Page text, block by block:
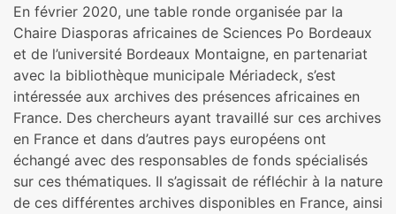
En février 2020, une table ronde organisée par la
Chaire Diasporas africaines de Sciences Po Bordeaux
et de l’université Bordeaux Montaigne, en partenariat
avec la bibliothèque municipale Mériadeck, s’est
intéressée aux archives des présences africaines en
France. Des chercheurs ayant travaillé sur ces archives
en France et dans d’autres pays européens ont
échangé avec des responsables de fonds spécialisés
sur ces thématiques. Il s’agissait de réfléchir à la nature
de ces différentes archives disponibles en France, ainsi